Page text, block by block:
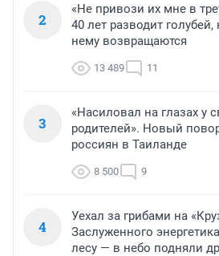
2
«Не привози их мне в
40 лет разводит
нему возвращаются
13 489 11
3
«Насиловал на глазах у
родителей». Новый
россиян в Таиланде
8 500 9
4
Уехал за грибами на
Заслуженного
лесу — в небо подняли